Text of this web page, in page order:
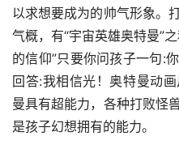
以求想要成为的帅气形象。
气概，有“宇宙英雄奥特曼”
的信仰”只要你问孩子一句:
回答:我相信光！奥特曼动
曼具有超能力，各种打败怪
是孩子幻想拥有的能力。